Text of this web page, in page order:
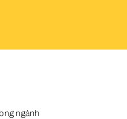
ngành